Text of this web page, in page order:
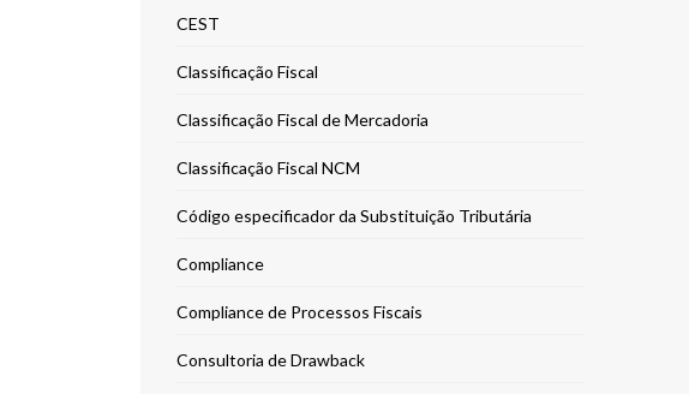
CEST
Classificação Fiscal
Classificação Fiscal de Mercadoria
Classificação Fiscal NCM
Código especificador da Substituição Tributária
Compliance
Compliance de Processos Fiscais
Consultoria de Drawback